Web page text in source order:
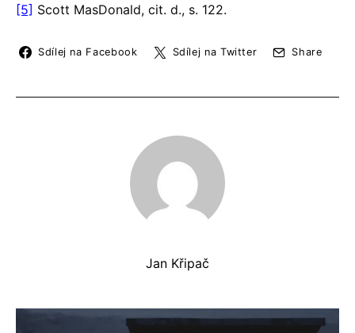
[5] Scott MasDonald, cit. d., s. 122.
Sdílej na Facebook Sdílej na Twitter Share
Jan Křipač